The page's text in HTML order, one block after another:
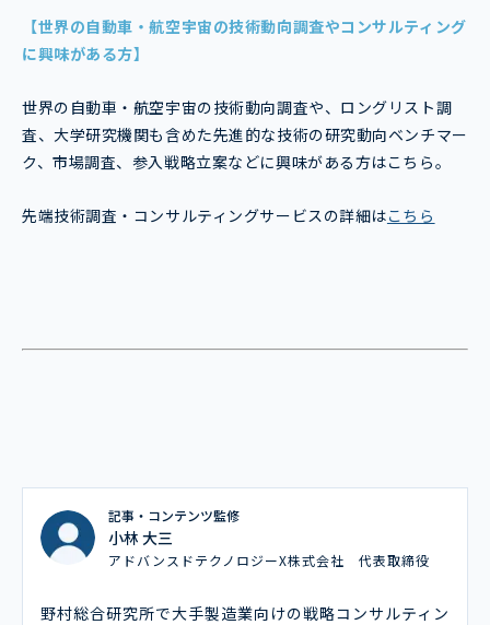
【世界の自動車・航空宇宙の技術動向調査やコンサルティング
に興味がある方】
世界の自動車・航空宇宙の技術動向調査や、ロングリスト調
査、大学研究機関も含めた先進的な技術の研究動向ベンチマー
ク、市場調査、参入戦略立案などに興味がある方はこちら。
先端技術調査・コンサルティングサービスの詳細はこちら
記事・コンテンツ監修
小林 大三
アドバンスドテクノロジーX株式会社 代表取締役
野村総合研究所で大手製造業向けの戦略コンサルティン